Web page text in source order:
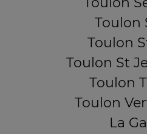
Toulon
Toulon
Toulon St
Toulon
Toulon
La